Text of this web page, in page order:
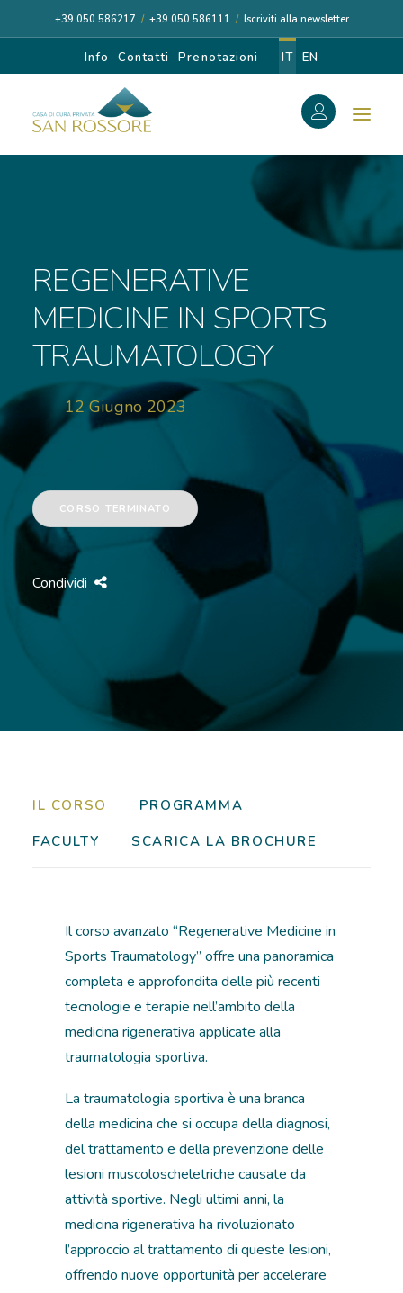
+39 050 586217 / +39 050 586111 / Iscriviti alla newsletter
Info Contatti Prenotazioni IT EN
CASA DI CURA
I NOSTRI MEDICI
DIAGNOSI E CURA
RICOVERI
NEWS
FORMAZIONE
REGENERATIVE
MEDICINE IN SPORTS
TRAUMATOLOGY
12 Giugno 2023
CORSO TERMINATO
Condividi
IL CORSO
PROGRAMMA
FACULTY
SCARICA LA BROCHURE
Il corso avanzato “Regenerative Medicine in
Sports Traumatology” offre una panoramica
completa e approfondita delle più recenti
tecnologie e terapie nell’ambito della
medicina rigenerativa applicate alla
traumatologia sportiva.
La traumatologia sportiva è una branca
della medicina che si occupa della diagnosi,
del trattamento e della prevenzione delle
lesioni muscoloscheletriche causate da
attività sportive. Negli ultimi anni, la
medicina rigenerativa ha rivoluzionato
l’approccio al trattamento di queste lesioni,
offrendo nuove opportunità per accelerare